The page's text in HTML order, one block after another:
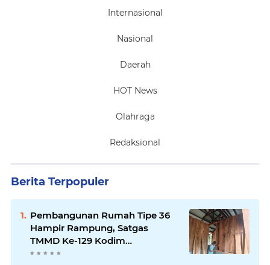
Internasional
Nasional
Daerah
HOT News
Olahraga
Redaksional
Berita Terpopuler
Pembangunan Rumah Tipe 36
Hampir Rampung, Satgas
TMMD Ke-129 Kodim
1807/Sorong Selatan Wujudkan